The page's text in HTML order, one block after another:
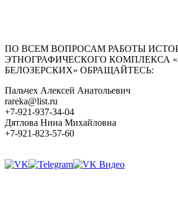
ПО ВСЕМ ВОПРОСАМ РАБОТЫ
ЭТНОГРАФИЧЕСКОГО КОМПЛЕКСА
БЕЛОЗЕРСКИХ» ОБРАЩАЙТЕСЬ:
Пальчех Алексей Анатольевич
rareka@list.ru
+7-921-937-34-04
Дятлова Нина Михайловна
+7-921-823-57-60